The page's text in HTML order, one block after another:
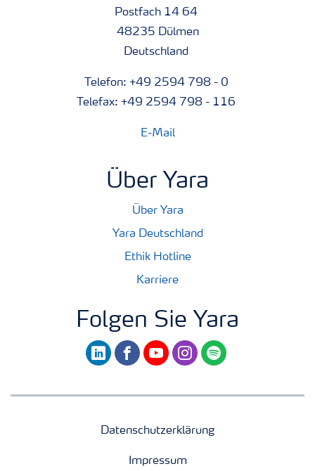
Postfach 14 64
48235 Dülmen
Deutschland
Telefon: +49 2594 798 - 0
Telefax: +49 2594 798 - 116
E-Mail
Über Yara
Über Yara
Yara Deutschland
Ethik Hotline
Karriere
Folgen Sie Yara
linkedinfacebookyoutubeinstagram
spotify
Datenschutzerklärung
Impressum